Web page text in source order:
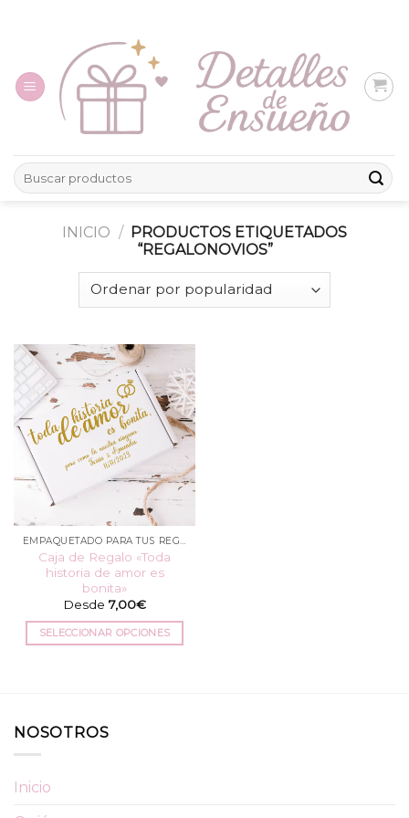
Buscar
por:
INICIO / PRODUCTOS ETIQUETADOS
“REGALONOVIOS”
EMPAQUETADO PARA TUS REGALOS
Caja de Regalo «Toda
historia de amor es
bonita»
Desde 7,00€
SELECCIONAR OPCIONES
variantes.
NOSOTROS
Inicio